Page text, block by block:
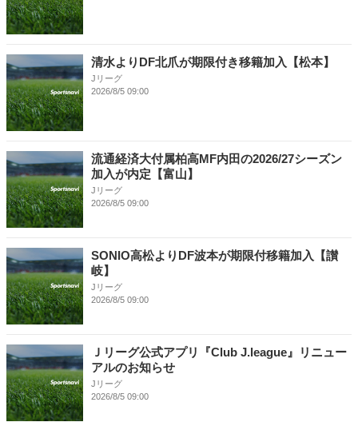
清水よりDF北爪が期限付き移籍加入【松本】
Jリーグ
2026/8/5 09:00
流通経済大付属柏高MF内田の2026/27シーズン
加入が内定【富山】
Jリーグ
2026/8/5 09:00
SONIO高松よりDF波本が期限付移籍加入【讃
岐】
Jリーグ
2026/8/5 09:00
Ｊリーグ公式アプリ『Club J.league』リニュー
アルのお知らせ
Jリーグ
2026/8/5 09:00